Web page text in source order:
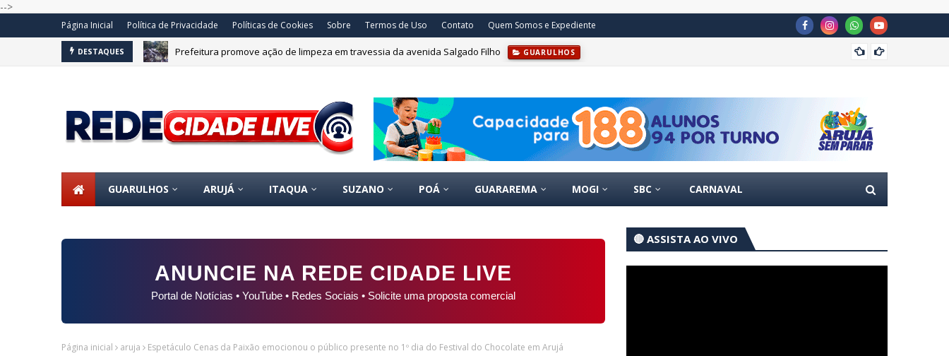
-->
Página Inicial Política de Privacidade Políticas de Cookies Sobre Termos de Uso Contato Quem Somos e Expediente
DESTAQUES
Prefeitura promove ação de limpeza em travessia da avenida Salgado Filho GUARULHOS
Concurso de ferreomodelismo em Paranapiacaba abre inscrições BRASIL
GUARULHOS ARUJÁ ITAQUA SUZANO POÁ GUARAREMA MOGI SBC CARNAVAL
ANUNCIE NA REDE CIDADE LIVE
Portal de Notícias • YouTube • Redes Sociais • Solicite uma proposta comercial
Página inicial aruja Espetáculo Cenas da Paixão emocionou o público presente no 1º dia do Festival do Chocolate em Arujá
🔴 ASSISTA AO VIVO